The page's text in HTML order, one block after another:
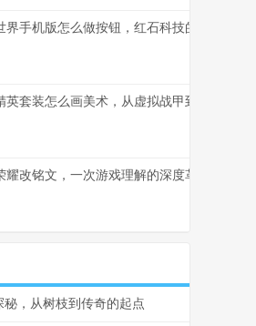
界手机版怎么做按钮，红石科技的指尖起点
英套装怎么画美术，从虚拟战甲到艺术创
耀改铭文，一次游戏理解的深度革新，副
，从树枝到传奇的起点